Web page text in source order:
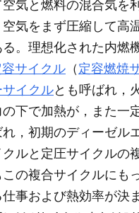
と燃料の混合気を
気をまず圧縮して高
。理想化された内
サイクル （ 定容燃焼
イクルとも呼ばれ，
下で加熱が，また一
，初期のディーゼル
ルと定圧サイクルの
の複合サイクルに
事および熱効率が決ま